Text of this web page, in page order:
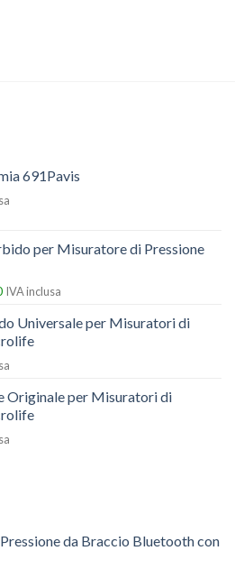
691Pavis
per Misuratore di Pressione
IVA inclusa
Universale per Misuratori di
Originale per Misuratori di
da Braccio Bluetooth con